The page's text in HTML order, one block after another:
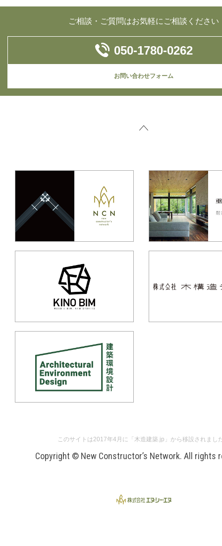
ご相談・ご質問はお気軽にご相談ください
050-1780-0262
お問い合わせフォーム
このサイトは2017年4月に「木造建築.jp」から移設されまし
Copyright © New Constructor’s Network. All rights